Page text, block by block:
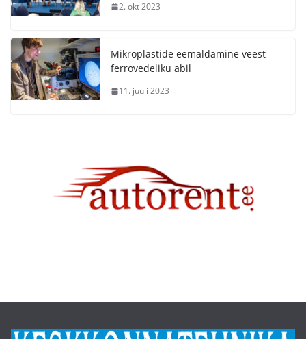
2. okt 2023
Mikroplastide eemaldamine veest
ferrovedeliku abil
11. juuli 2023